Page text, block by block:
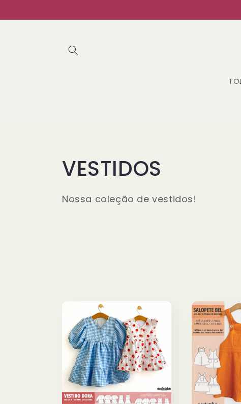
conteúdo
C
o
o
:
VESTIDOS
Nossa coleção de vestidos!